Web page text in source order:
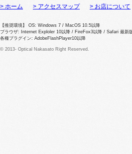
> ホーム > アクセスマップ > お店について
【推奨環境】 OS: Windows 7 / MacOS 10.5以降
ブラウザ: Internet Exploler 10以降 / FireFox3以降 / Safari 最新
各種プラグイン: AdobeFlashPlayer10以降
© 2013- Optical Nakasato Right Reserved.